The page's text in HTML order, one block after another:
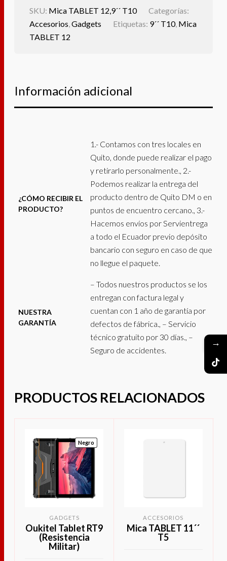
SKU: Mica TABLET 12,9´´ T10
Categorías:
Accesorios,Gadgets Etiquetas: 9´´ T10, Mica
TABLET 12
Información adicional
¿CÓMO RECIBIR EL
PRODUCTO?
1.- Contamos con tres locales en
Quito, donde puede realizar el pago
y retirarlo personalmente., 2.-
Podemos realizar la entrega del
producto dentro de Quito DM o en
puntos de encuentro cercano., 3.-
Hacemos envíos por Servientrega
a todo el Ecuador previo depósito
bancario con seguro en caso de que
no llegue el paquete.
NUESTRA
GARANTÍA
– Todos nuestros productos se los
entregan con factura legal y
cuentan con 1 año de garantía por
defectos de fábrica., – Servicio
técnico gratuito por 30 días., –
Seguro de accidentes.
PRODUCTOS RELACIONADOS
Negro
GADGETS
Oukitel Tablet RT9
(Resistencia
Militar)
ACCESORIOS
Mica TABLET 11´´
T5
→